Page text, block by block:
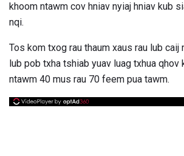
khoom ntawm cov hniav nyiaj hniav kub
nqi.
Tos kom txog rau thaum xaus rau lub caij
lub pob txha tshiab yuav luag txhua qhov
ntawm 40 mus rau 70 feem pua ​​tawm.